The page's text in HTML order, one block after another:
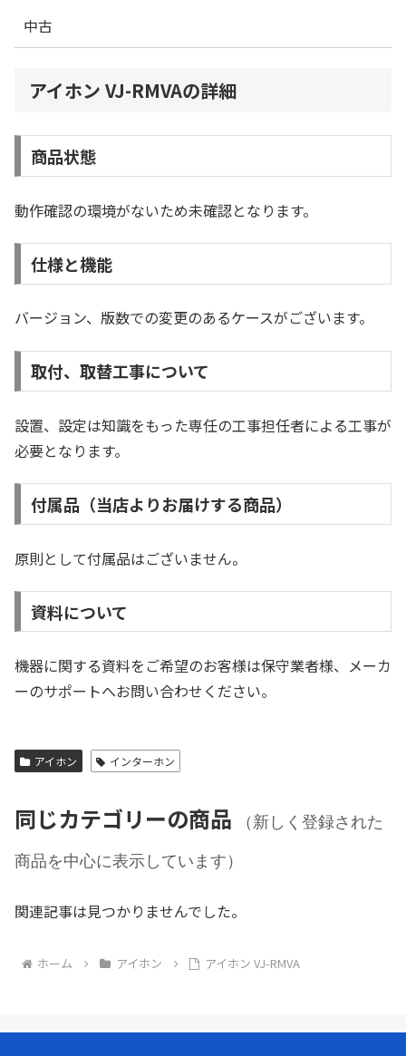
中古
アイホン VJ-RMVAの詳細
商品状態
動作確認の環境がないため未確認となります。
仕様と機能
バージョン、版数での変更のあるケースがございます。
取付、取替工事について
設置、設定は知識をもった専任の工事担任者による工事が
必要となります。
付属品（当店よりお届けする商品）
原則として付属品はございません。
資料について
機器に関する資料をご希望のお客様は保守業者様、メーカ
ーのサポートへお問い合わせください。
アイホン インターホン
同じカテゴリーの商品
（新しく登録された
商品を中心に表示しています）
関連記事は見つかりませんでした。
ホーム アイホン アイホン VJ-RMVA